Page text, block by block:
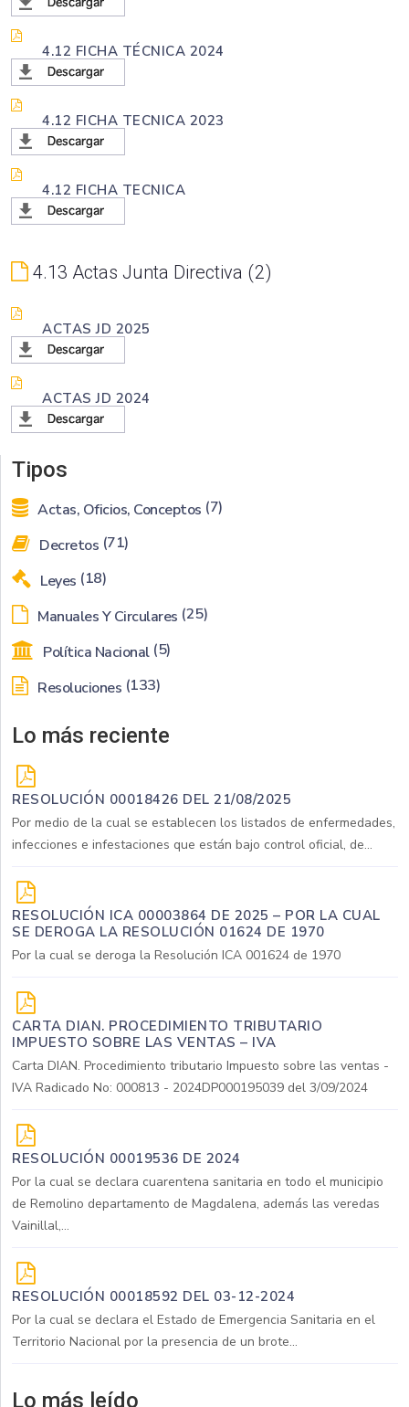
4.12 FICHA TÉCNICA 2024
4.12 FICHA TECNICA 2023
4.12 FICHA TECNICA
4.13 Actas Junta Directiva 2
ACTAS JD 2025
ACTAS JD 2024
Tipos
Actas, Oficios, Conceptos (7)
Decretos (71)
Leyes (18)
Manuales Y Circulares (25)
Política Nacional (5)
Resoluciones (133)
Lo más reciente
RESOLUCIÓN 00018426 DEL 21/08/2025
Por medio de la cual se establecen los listados de enfermedades,
infecciones e infestaciones que están bajo control oficial, de...
RESOLUCIÓN ICA 00003864 DE 2025 – POR LA CUAL
SE DEROGA LA RESOLUCIÓN 01624 DE 1970
Por la cual se deroga la Resolución ICA 001624 de 1970
CARTA DIAN. PROCEDIMIENTO TRIBUTARIO
IMPUESTO SOBRE LAS VENTAS – IVA
Carta DIAN. Procedimiento tributario Impuesto sobre las ventas -
IVA Radicado No: 000813 - 2024DP000195039 del 3/09/2024
RESOLUCIÓN 00019536 DE 2024
Por la cual se declara cuarentena sanitaria en todo el municipio
de Remolino departamento de Magdalena, además las veredas
Vainillal,...
RESOLUCIÓN 00018592 DEL 03-12-2024
Por la cual se declara el Estado de Emergencia Sanitaria en el
Territorio Nacional por la presencia de un brote...
Lo más leído